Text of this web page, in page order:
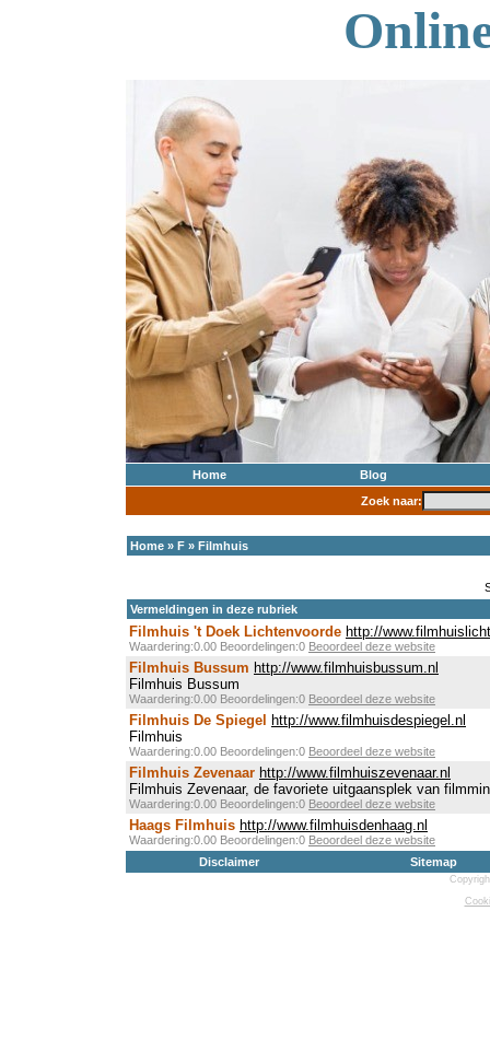
Home
Blog
Zoek naar:
Home » F » Filmhuis
Vermeldingen in deze rubriek
Filmhuis 't Doek Lichtenvoorde http://
Waardering:0.00 Beoordelingen:0 Beoordeel deze website
Filmhuis Bussum http://www.filmhuisbussum.nl
Filmhuis Bussum
Waardering:0.00 Beoordelingen:0 Beoordeel deze website
Filmhuis De Spiegel
http://www.filmhuisdespiegel.nl
Filmhuis
Waardering:0.00 Beoordelingen:0 Beoordeel deze website
Filmhuis Zevenaar http://www.filmhuiszevenaar.nl
Filmhuis Zevenaar, de favoriete uitgaansplek van
Waardering:0.00 Beoordelingen:0 Beoordeel deze website
Haags Filmhuis http://www.filmhuisdenhaag.nl
Waardering:0.00 Beoordelingen:0 Beoordeel deze website
Disclaimer
Sitemap